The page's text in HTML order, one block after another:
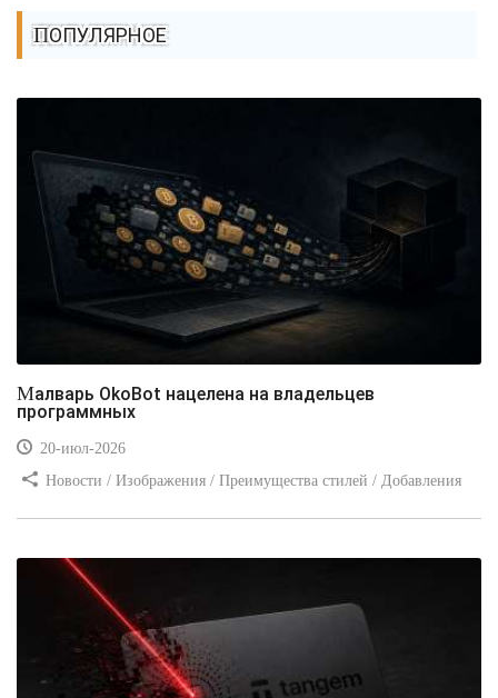
ПОПУЛЯРНОЕ
Малварь OkoBot нацелена на владельцев
программных
20-июл-2026
Новости / Изображения / Преимущества стилей / Добавления